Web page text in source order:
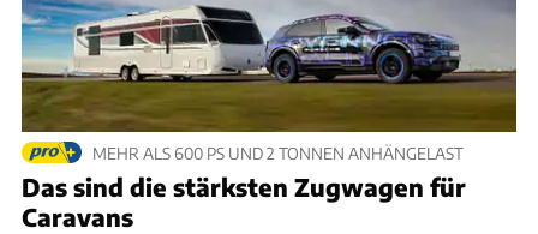
MEHR ALS 600 PS UND 2 TONNEN ANHÄNGELAST
Das sind die stärksten Zugwagen für
Caravans